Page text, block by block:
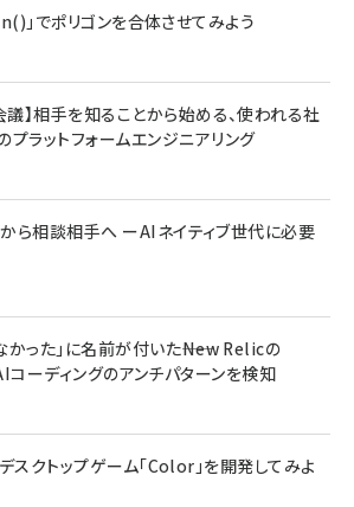
」でポリゴンを合体させてみよう
議】相手を知ることから始める、使われる社
ラットフォームエンジニアリング
から相談相手へ ーAIネイティブ世代に必要
った」に名前が付いた――New Relicの
ーディングのアンチパターンを検知
デスクトップゲーム「Color」を開発してみよ